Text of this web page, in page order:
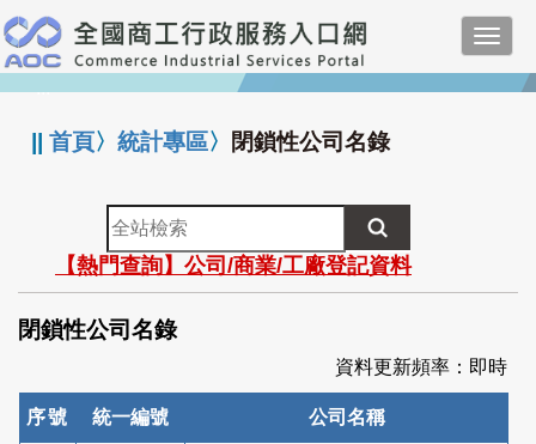
跳
到
主
要
:::
||首頁〉統計專區〉 閉鎖性公司名錄
全
站
檢
索
【熱門查詢】公司/商業/工廠登記資料
閉鎖性公司名錄
資料更新頻率：即時
序號 統一編號 公司名稱